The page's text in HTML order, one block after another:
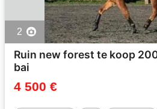
2
Ruin new forest te koop
bai
4 500 €